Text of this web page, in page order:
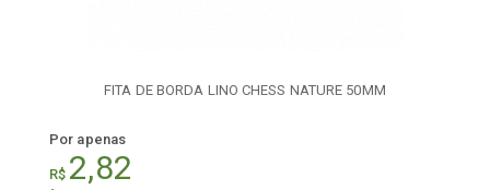
FITA DE BORDA LINO CHESS NATURE 50MM
Por apenas
R$ 2,82